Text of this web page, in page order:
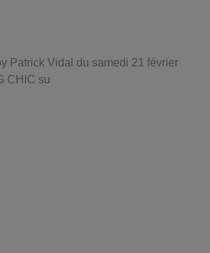
Patrick Vidal du samedi 21 février
CHIC su